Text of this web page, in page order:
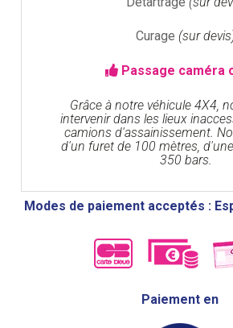
Curage (sur
Passage caméra
Grâce à notre véhicule 4X4,
intervenir dans les lieux
camions d'assainissement.
d'un furet de 100 mètres,
350 bars.
Modes de paiement acceptés :
Paiement en